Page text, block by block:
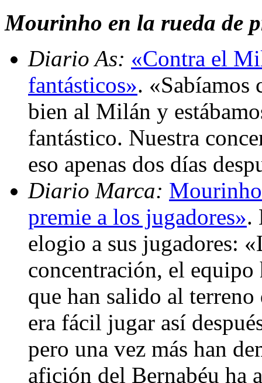
Mourinho en la rueda de
Diario As: «Contra el
fantásticos». «Sabíamos
bien al Milán y
fantástico. Nuestra
eso apenas dos días
Diario Marca:
premie a los jugadores».
elogio a sus jugadores:
concentración, el
que han salido al
era fácil jugar así
pero una vez más han
afición del Bernabéu ha